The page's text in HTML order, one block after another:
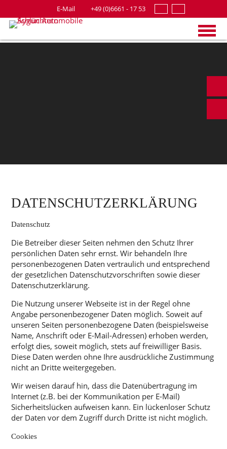
E-Mail +49 (0)6661 - 17 53
DATENSCHUTZERKLÄRUNG
Datenschutz
Die Betreiber dieser Seiten nehmen den Schutz Ihrer
persönlichen Daten sehr ernst. Wir behandeln Ihre
personenbezogenen Daten vertraulich und entsprechend
der gesetzlichen Datenschutzvorschriften sowie dieser
Datenschutzerklärung.
Die Nutzung unserer Webseite ist in der Regel ohne
Angabe personenbezogener Daten möglich. Soweit auf
unseren Seiten personenbezogene Daten (beispielsweise
Name, Anschrift oder E-Mail-Adressen) erhoben werden,
erfolgt dies, soweit möglich, stets auf freiwilliger Basis.
Diese Daten werden ohne Ihre ausdrückliche Zustimmung
nicht an Dritte weitergegeben.
Wir weisen darauf hin, dass die Datenübertragung im
Internet (z.B. bei der Kommunikation per E-Mail)
Sicherheitslücken aufweisen kann. Ein lückenloser Schutz
der Daten vor dem Zugriff durch Dritte ist nicht möglich.
Cookies